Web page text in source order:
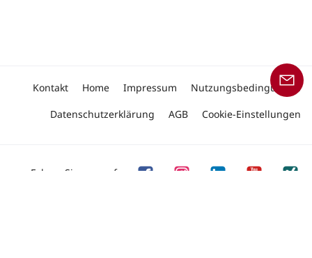
Kontakt Home Impressum
Nutzungsbedingungen
Datenschutzerklärung
AGB Cookie-Einstellungen
Folgen Sie uns auf